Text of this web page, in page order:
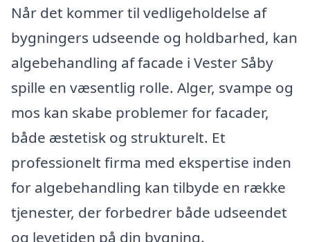
Når det kommer til vedligeholdelse af
bygningers udseende og holdbarhed, kan
algebehandling af facade i Vester Såby
spille en væsentlig rolle. Alger, svampe og
mos kan skabe problemer for facader,
både æstetisk og strukturelt. Et
professionelt firma med ekspertise inden
for algebehandling kan tilbyde en række
tjenester, der forbedrer både udseendet
og levetiden på din bygning.